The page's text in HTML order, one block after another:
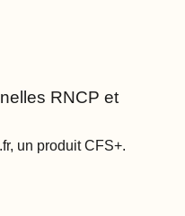
RNCP et
un produit CFS+.